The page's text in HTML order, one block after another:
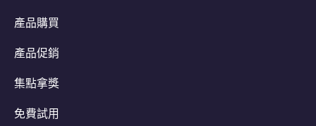
產品購買
產品促銷
集點拿獎
免費試用